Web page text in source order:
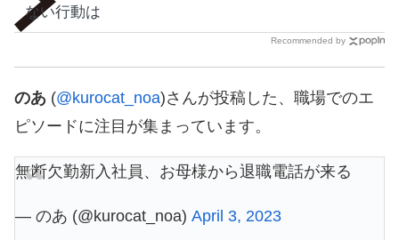
ない行動は
Recommended by
のあ (@kurocat_noa)さんが投稿した、職場でのエ
ピソードに注目が集まっています。
無断欠勤新入社員、お母様から退職電話が来る
— のあ (@kurocat_noa) April 3, 2023